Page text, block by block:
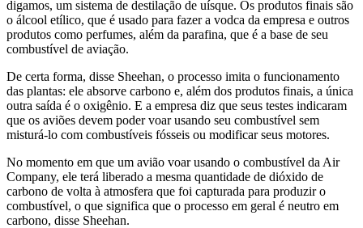
digamos, um sistema de destilação de uísque. Os produtos finais são
o álcool etílico, que é usado para fazer a vodca da empresa e outros
produtos como perfumes, além da parafina, que é a base de seu
combustível de aviação.
De certa forma, disse Sheehan, o processo imita o funcionamento
das plantas: ele absorve carbono e, além dos produtos finais, a única
outra saída é o oxigênio. E a empresa diz que seus testes indicaram
que os aviões devem poder voar usando seu combustível sem
misturá-lo com combustíveis fósseis ou modificar seus motores.
No momento em que um avião voar usando o combustível da Air
Company, ele terá liberado a mesma quantidade de dióxido de
carbono de volta à atmosfera que foi capturada para produzir o
combustível, o que significa que o processo em geral é neutro em
carbono, disse Sheehan.